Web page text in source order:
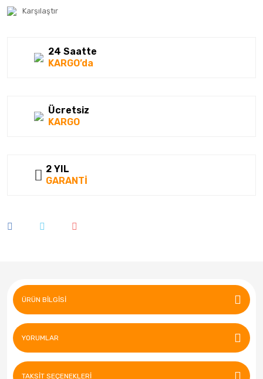
Karşılaştır
24 Saatte
KARGO’da
Ücretsiz
KARGO
2 YIL
GARANTİ
ÜRÜN BILGISI
YORUMLAR
TAKSIT SEÇENEKLERI